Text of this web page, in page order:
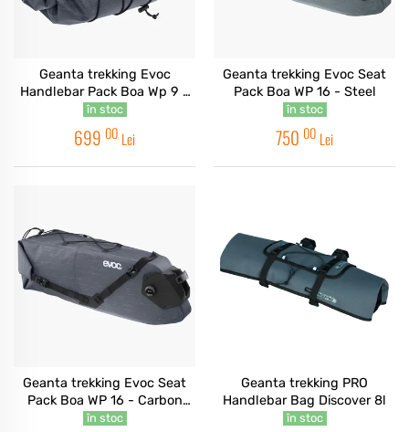
Geanta trekking Evoc
Handlebar Pack Boa Wp 9 -
Carbon Grey
în stoc
699 00 Lei
Geanta trekking Evoc Seat
Pack Boa WP 16 - Steel
în stoc
750 00 Lei
Geanta trekking Evoc Seat
Pack Boa WP 16 - Carbon
Grey
în stoc
Geanta trekking PRO
Handlebar Bag Discover 8l
în stoc